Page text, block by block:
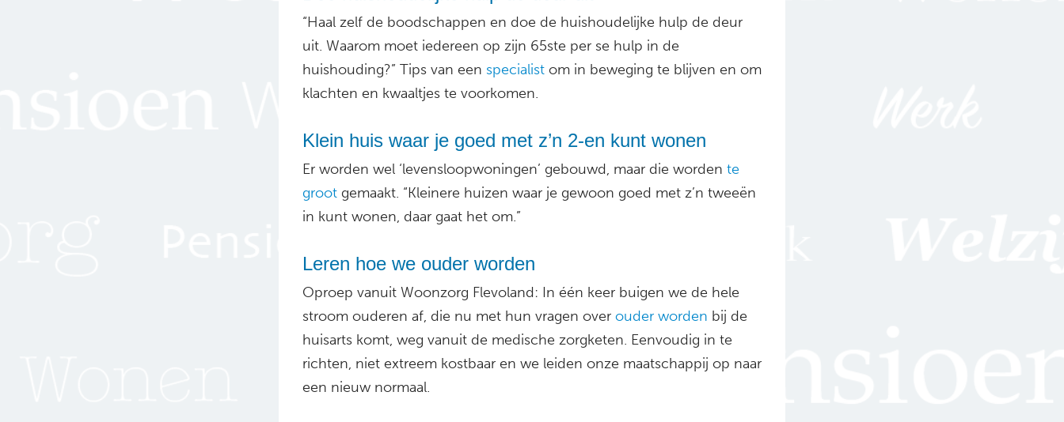
“Haal zelf de boodschappen en doe de huishoudelijke hulp de deur
uit. Waarom moet iedereen op zijn 65ste per se hulp in de
huishouding?” Tips van een specialist om in beweging te blijven en om
klachten en kwaaltjes te voorkomen.
Klein huis waar je goed met z’n 2-en kunt wonen
Er worden wel ‘levensloopwoningen’ gebouwd, maar die worden te
groot gemaakt. “Kleinere huizen waar je gewoon goed met z’n tweeën
in kunt wonen, daar gaat het om.”
Leren hoe we ouder worden
Oproep vanuit Woonzorg Flevoland: In één keer buigen we de hele
stroom ouderen af, die nu met hun vragen over ouder worden bij de
huisarts komt, weg vanuit de medische zorgketen. Eenvoudig in te
richten, niet extreem kostbaar en we leiden onze maatschappij op naar
een nieuw normaal.